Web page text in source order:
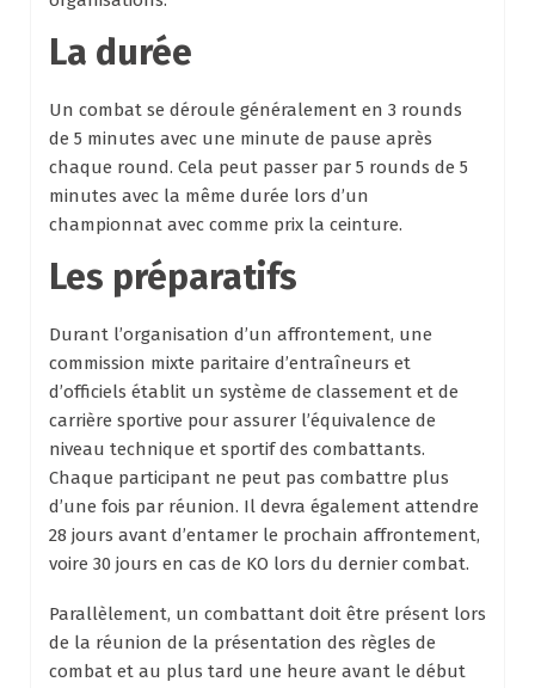
La durée
Un combat se déroule généralement en 3 rounds
de 5 minutes avec une minute de pause après
chaque round. Cela peut passer par 5 rounds de 5
minutes avec la même durée lors d’un
championnat avec comme prix la ceinture.
Les préparatifs
Durant l’organisation d’un affrontement, une
commission mixte paritaire d’entraîneurs et
d’officiels établit un système de classement et de
carrière sportive pour assurer l’équivalence de
niveau technique et sportif des combattants.
Chaque participant ne peut pas combattre plus
d’une fois par réunion. Il devra également attendre
28 jours avant d’entamer le prochain affrontement,
voire 30 jours en cas de KO lors du dernier combat.
Parallèlement, un combattant doit être présent lors
de la réunion de la présentation des règles de
combat et au plus tard une heure avant le début